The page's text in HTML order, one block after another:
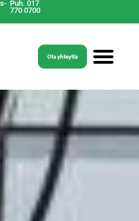
Puh. 017
770 0700
Ota yhteyttä